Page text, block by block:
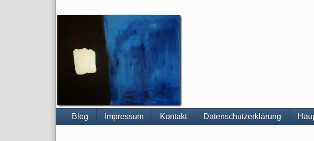
Blog Impressum Kontakt Datenschutzerklärung